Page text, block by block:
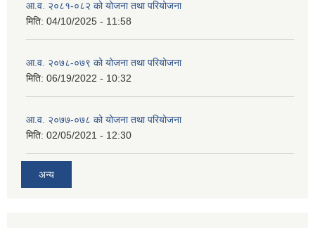
आ.व. २०८१-०८२ को योजना तथा परियोजना
मिति: 04/10/2025 - 11:58
आ.व. २०७८-०७९ को योजना तथा परियोजना
मिति: 06/19/2022 - 10:32
आ.व. २०७७-०७८ को योजना तथा परियोजना
मिति: 02/05/2021 - 12:30
अन्य